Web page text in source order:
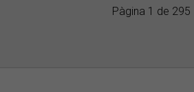
Pàgina 1 de 295